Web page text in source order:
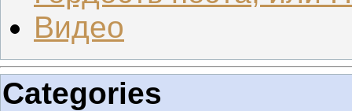
Видео
Categories